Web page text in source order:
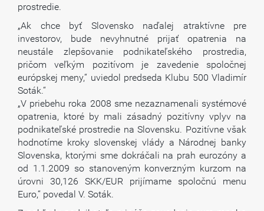
prostredie.
„Ak chce byť Slovensko naďalej atraktívne pre
investorov, bude nevyhnutné prijať opatrenia na
neustále zlepšovanie podnikateľského prostredia,
pričom veľkým pozitívom je zavedenie spoločnej
európskej meny,“ uviedol predseda Klubu 500 Vladimír
Soták.“
„V priebehu roka 2008 sme nezaznamenali systémové
opatrenia, ktoré by mali zásadný pozitívny vplyv na
podnikateľské prostredie na Slovensku. Pozitívne však
hodnotíme kroky slovenskej vlády a Národnej banky
Slovenska, ktorými sme dokráčali na prah eurozóny a
od 1.1.2009 so stanoveným konverzným kurzom na
úrovni 30,126 SKK/EUR prijímame spoločnú menu
Euro,“ povedal V. Soták.